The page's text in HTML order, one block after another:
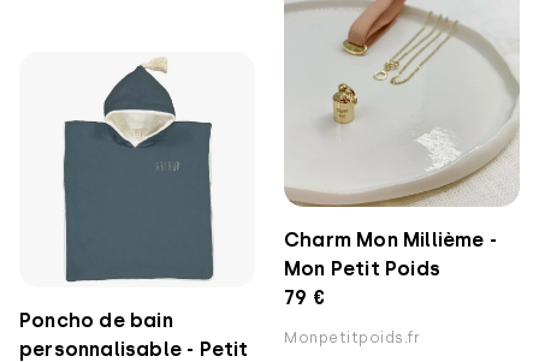
Charm Mon Millième -
Mon Petit Poids
79 €
Monpetitpoids.fr
Poncho de bain
personnalisable - Petit